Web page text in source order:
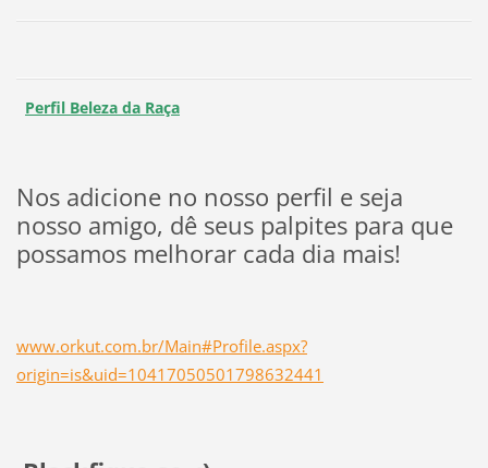
Perfil Beleza da Raça
Nos adicione no nosso perfil e seja
nosso amigo, dê seus palpites para que
possamos melhorar cada dia mais!
www.orkut.com.br/Main#Profile.aspx?
origin=is&uid=10417050501798632441